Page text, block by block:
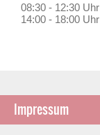
08:30 - 12:30 Uhr
14:00 - 18:00 Uhr
Impressum